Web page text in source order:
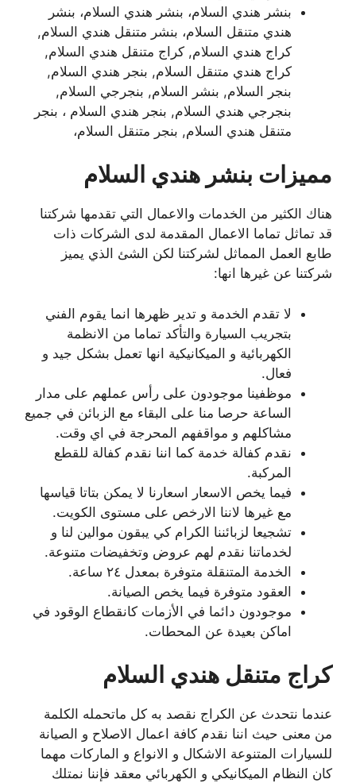
بنشر هندي السلام، بنشر هندي السلام، بنشر
هندي متنقل السلام، بنشر متنقل هندي السلام,
كراج هندي السلام, كراج متنقل هندي السلام,
كراج هندي متنقل السلام, بنجر هندي السلام,
بنجر السلام, بنشر السلام, بنجرجي السلام,
بنجرجي هندي السلام, بنجر هندي السلام ، بنجر
متنقل هندي السلام, بنجر متنقل السلام،
مميزات بنشر هندي السلام
هناك الكثير من الخدمات والاعمال التي تقدمها شركتنا
قد تماثل تماما الاعمال المقدمة لدى الشركات ذات
طابع العمل المماثل لشركتنا لكن الشئ الذي يميز
شركتنا عن غيرها انها:
لا تقدم الخدمة و تدير ظهرها انما يقوم الفني
بتجريب السيارة والتأكد تماما من الانظمة
الكهربائية و الميكانيكية انها تعمل بشكل جيد و
فعال.
موظفينا موجودون على رأس عملهم على مدار
الساعة حرصا منا على البقاء مع الزبائن في جميع
مشاكلهم و مواقفهم المحرجة في اي وقت.
نقدم كفالة خدمة كما اننا نقدم كفالة للقطع
المركبة.
فيما يخص الاسعار اسعارنا لا يمكن بتاتا قياسها
مع غيرها لاننا الارخص على مستوى الكويت.
تشجيعا لزبائننا الكرام كي يبقون موالين لنا و
لخدماتنا نقدم لهم عروض وتخفيضات متنوعة.
الخدمة المتنقلة متوفرة بمعدل ٢٤ ساعة.
العقود متوفرة فيما يخص الصيانة.
موجودون دائما في الأزمات كانقطاع الوقود في
اماكن بعيدة عن المحطات.
كراج متنقل هندي السلام
عندما نتحدث عن الكراج نقصد به كل ماتحمله الكلمة
من معنى حيث اننا نقدم كافة اعمال الاصلاح و الصيانة
للسيارات المتنوعة الاشكال و الانواع و الماركات مهما
كان النظام الميكانيكي و الكهربائي معقد فإننا نمتلك